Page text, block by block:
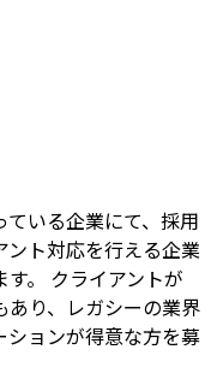
いる企業にて、採用
ント対応を行える企業
。 クライアントが
あり、レガシーの業界
ションが得意な方を募